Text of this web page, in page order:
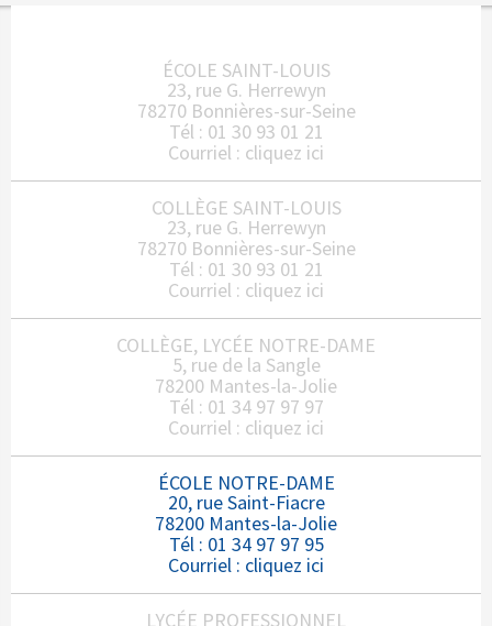
ÉCOLE SAINT-LOUIS
23, rue G. Herrewyn
78270 Bonnières-sur-Seine
Tél : 01 30 93 01 21
Courriel : cliquez ici
COLLÈGE SAINT-LOUIS
23, rue G. Herrewyn
78270 Bonnières-sur-Seine
Tél : 01 30 93 01 21
Courriel : cliquez ici
COLLÈGE, LYCÉE NOTRE-DAME
5, rue de la Sangle
78200 Mantes-la-Jolie
Tél : 01 34 97 97 97
Courriel : cliquez ici
ÉCOLE NOTRE-DAME
20, rue Saint-Fiacre
78200 Mantes-la-Jolie
Tél : 01 34 97 97 95
Courriel : cliquez ici
LYCÉE PROFESSIONNEL